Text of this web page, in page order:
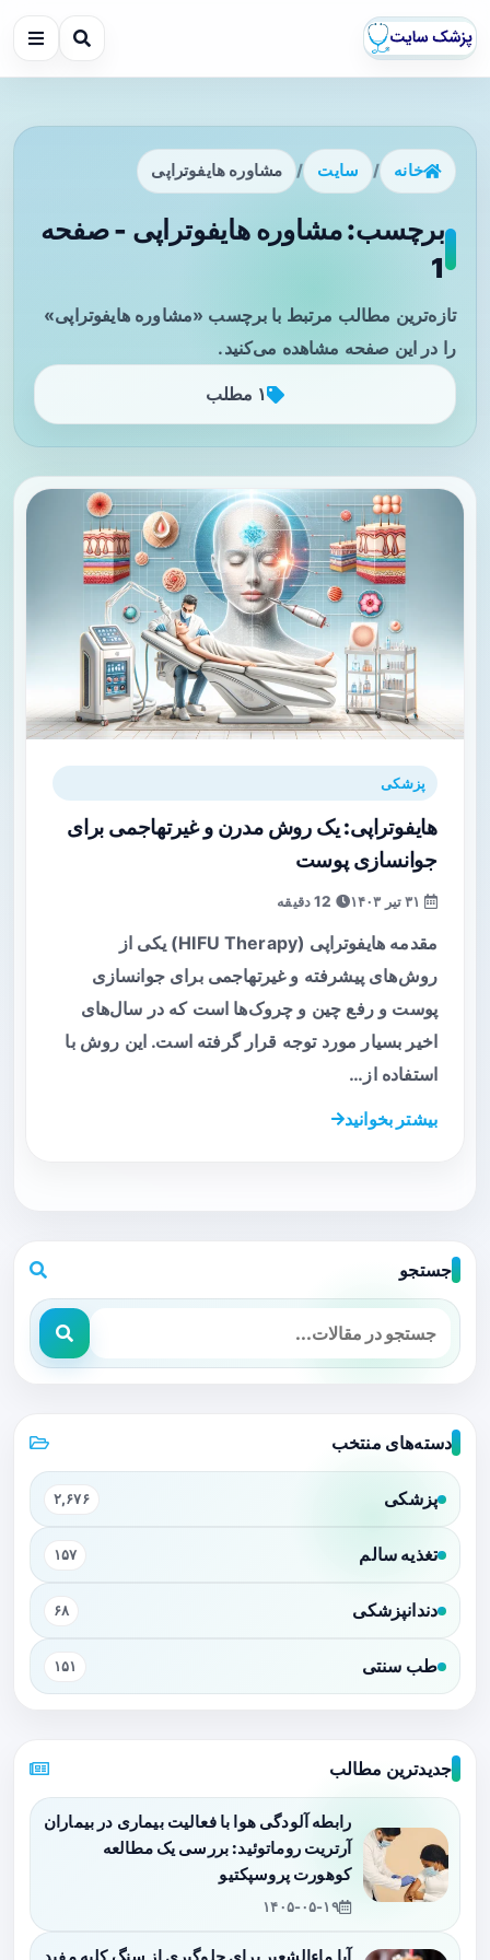
خانه / سایت / مشاوره هایفوتراپی
برچسب: مشاوره هایفوتراپی - صفحه
1
تازه‌ترین مطالب مرتبط با برچسب «مشاوره هایفوتراپی»
را در این صفحه مشاهده می‌کنید.
۱ مطلب
پزشکی
هایفوتراپی: یک روش مدرن و غیرتهاجمی برای
جوانسازی پوست
مقدمه هایفوتراپی (HIFU Therapy) یکی از
روش‌های پیشرفته و غیرتهاجمی برای جوانسازی
پوست و رفع چین و چروک‌ها است که در سال‌های
اخیر بسیار مورد توجه قرار گرفته است. این روش با
استفاده از…
بیشتر بخوانید
جستجو
دسته‌های منتخب
پزشکی ۲,۶۷۶
تغذیه سالم ۱۵۷
دندانپزشکی ۶۸
طب سنتی ۱۵۱
جدیدترین مطالب
رابطه آلودگی هوا با فعالیت بیماری در بیماران
آرتریت روماتوئید: بررسی یک مطالعه
کوهورت پروسپکتیو
۱۴۰۵-۰۵-۱۹